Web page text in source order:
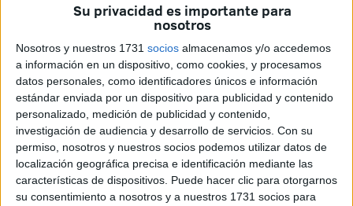
Su privacidad es importante para
nosotros
Nosotros y nuestros 1731 socios almacenamos y/o accedemos
a información en un dispositivo, como cookies, y procesamos
datos personales, como identificadores únicos e información
estándar enviada por un dispositivo para publicidad y contenido
personalizado, medición de publicidad y contenido,
investigación de audiencia y desarrollo de servicios. Con su
permiso, nosotros y nuestros socios podemos utilizar datos de
localización geográfica precisa e identificación mediante las
características de dispositivos. Puede hacer clic para otorgarnos
su consentimiento a nosotros y a nuestros 1731 socios para
A su llegada todos ellos fueron recibidos por el director del
centro, Carlos Guitard, quien le sirvió de anfitrión. En
primer lugar, estuvieron conociendo las oficinas y
saludando al personal que allí se encontraban, e
igualmente vio el comedor, así como una vista general del
campo de deportes.
Con posterioridad, en el encuentro que mantuvo con la
prensa en compañía del presidente de la Ciudad
Autónoma, Juan Vivas, indicó que había podido
comprobar personalmente que el CETI era un ejemplo de